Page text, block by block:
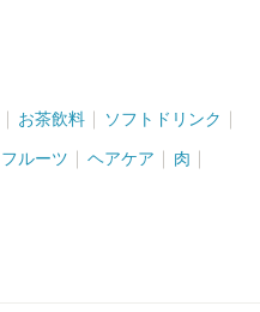
お茶飲料 ソフトドリンク
フルーツ ヘアケア 肉